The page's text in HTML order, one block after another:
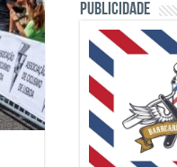
PUBLICIDADE